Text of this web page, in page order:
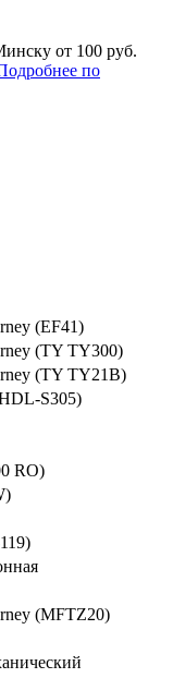
от 100 руб.
по
(EF41)
(TY TY300)
(TY TY21B)
S305)
RO)
(MFTZ20)